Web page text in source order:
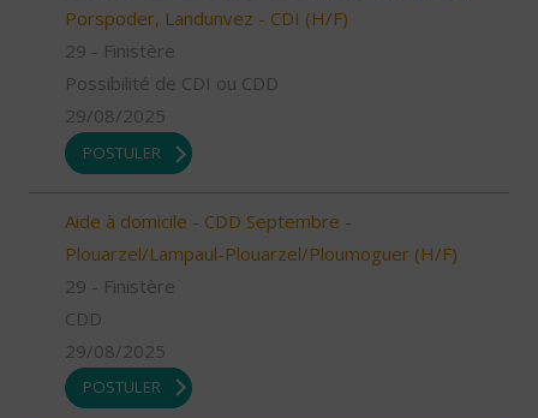
Porspoder, Landunvez - CDI (H/F)
29 - Finistère
Possibilité de CDI ou CDD
29/08/2025
POSTULER
Aide à domicile - CDD Septembre -
Plouarzel/Lampaul-Plouarzel/Ploumoguer (H/F)
29 - Finistère
CDD
29/08/2025
POSTULER